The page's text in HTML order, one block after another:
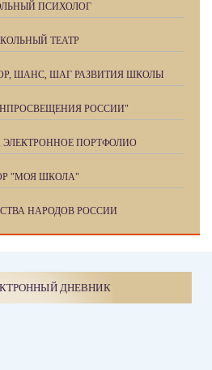
ПСИХОЛОГ
ТЕАТР
ШАНС, ШАГ РАЗВИТИЯ ШКОЛЫ
РОССИИ"
ЭЛЕКТРОННОЕ ПОРТФОЛИО
"МОЯ ШКОЛА"
НАРОДОВ РОССИИ
ДНЕВНИК